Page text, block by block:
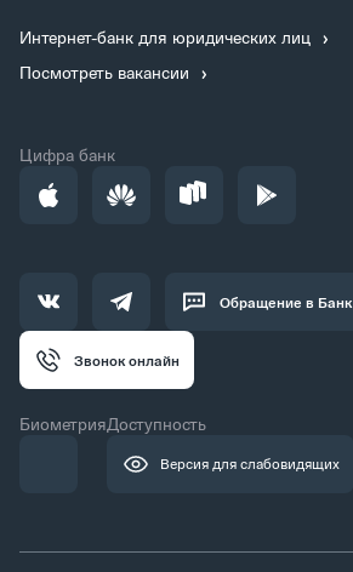
Интернет-банк для юридических лиц
Посмотреть вакансии
Цифра банк
Обращение в Банк
Звонок онлайн
БиометрияДоступность
Версия для слабовидящих